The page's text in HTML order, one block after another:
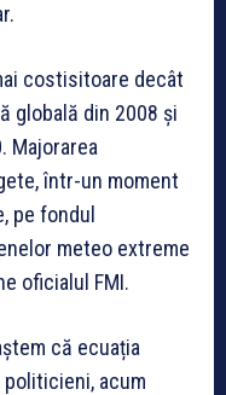
costisitoare decât
globală din 2008 și
Majorarea
într-un moment
pe fondul
meteo extreme
oficialul FMI.
că ecuația
acum